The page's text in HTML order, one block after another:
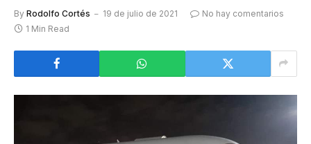
By Rodolfo Cortés 19 de julio de 2021
No hay comentarios
1 Min Read